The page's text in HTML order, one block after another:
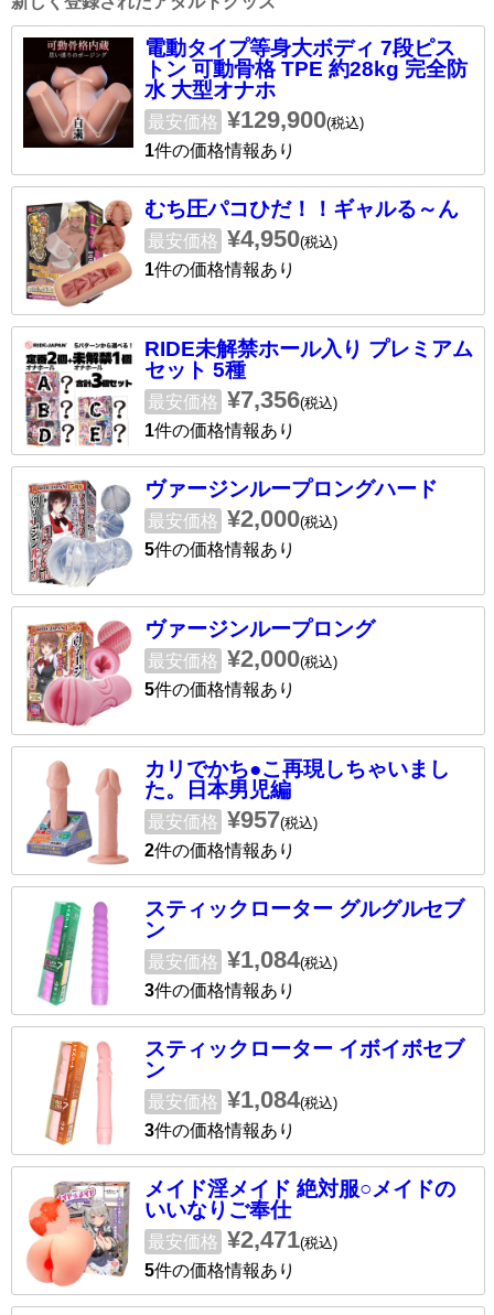
電動タイプ等身大ボディ 7段ピス
トン 可動骨格 TPE 約28kg 完全防
水 大型オナホ
最安価格 ¥129,900(税込)
1件の価格情報あり
むち圧パコひだ！！ギャルる～ん
最安価格 ¥4,950(税込)
1件の価格情報あり
RIDE未解禁ホール入り プレミアム
セット 5種
最安価格 ¥7,356(税込)
1件の価格情報あり
ヴァージンループロングハード
最安価格 ¥2,000(税込)
5件の価格情報あり
ヴァージンループロング
最安価格 ¥2,000(税込)
5件の価格情報あり
カリでかち●こ再現しちゃいまし
た。日本男児編
最安価格 ¥957(税込)
2件の価格情報あり
スティックローター グルグルセブ
ン
最安価格 ¥1,084(税込)
3件の価格情報あり
スティックローター イボイボセブ
ン
最安価格 ¥1,084(税込)
3件の価格情報あり
メイド淫メイド 絶対服○メイドの
いいなりご奉仕
最安価格 ¥2,471(税込)
5件の価格情報あり